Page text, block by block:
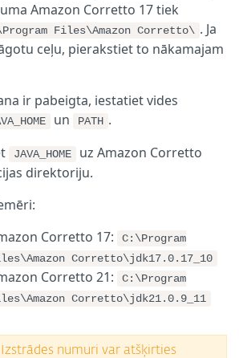
Amazon Corretto 17 tiek
Files\Amazon Corretto\ . Ja
ceļu, pierakstiet to nākamajam
ir pabeigta, iestatiet vides
un PATH .
JAVA_HOME
uz Amazon Corretto
direktoriju.
Corretto 17:
C:\Program
Corretto\jdk17.0.17_10
Corretto 21:
C:\Program
Corretto\jdk21.0.9_11
Izstrādes numuri var atšķirties